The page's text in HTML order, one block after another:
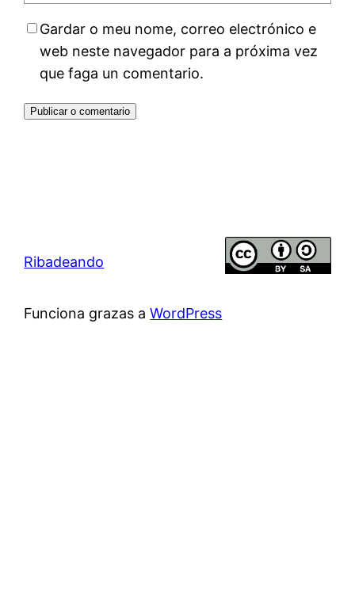
Gardar o meu nome, correo electrónico e
web neste navegador para a próxima vez
que faga un comentario.
Ribadeando
Funciona grazas aWordPress